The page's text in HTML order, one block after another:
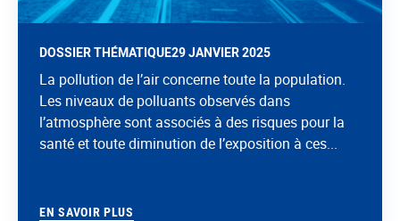
DOSSIER THÉMATIQUE29 JANVIER 2025
La pollution de l’air concerne toute la population.
Les niveaux de polluants observés dans
l’atmosphère sont associés à des risques pour la
santé et toute diminution de l’exposition à ces...
EN SAVOIR PLUS